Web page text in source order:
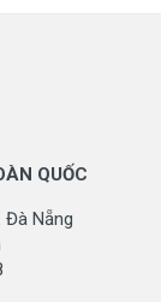
QUỐC
Đà Nẵng